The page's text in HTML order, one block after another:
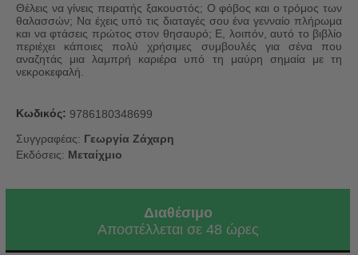
Θέλεις να γίνεις πειρατής ξακουστός; Ο φόβος και ο τρόμος των
θαλασσών; Να έχεις υπό τις διαταγές σου ένα γενναίο πλήρωμα
και να φτάσεις πρώτος στον θησαυρό; Ε, λοιπόν, αυτό το βιβλίο
περιέχει κάποιες πολύ χρήσιμες συμβουλές για σένα που
αναζητάς μια λαμπρή καριέρα υπό τη μαύρη σημαία με τη
νεκροκεφαλή.
Κωδικός: 9786180348699
Συγγραφέας: Γεωργία Ζάχαρη
Εκδόσεις: Μεταίχμιο
Διαθέσιμο
Αποστέλλεται σε 48 ώρες